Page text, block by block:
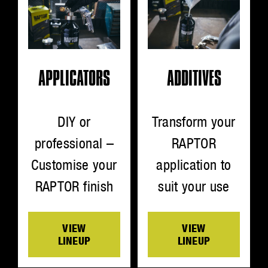
APPLICATORS
DIY or
professional –
Customise your
RAPTOR finish
VIEW
LINEUP
ADDITIVES
Transform your
RAPTOR
application to
suit your use
VIEW
LINEUP